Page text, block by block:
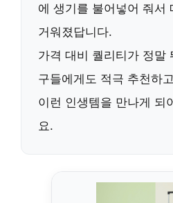
에 생기를 불어넣어 줘서
거워졌답니다.
가격 대비 퀄리티가 정말
구들에게도 적극 추천하
이런 인생템을 만나게 되
요.